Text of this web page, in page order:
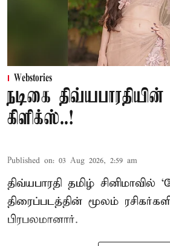
Webstories
நடிகை
கிளிக்ஸ்..!
Published on: 03 Aug 2026, 2:59 am
திவ்யபாரதி தமிழ் சினிமாவில்
திரைப்படத்தின் மூலம்
பிரபலமானார்.